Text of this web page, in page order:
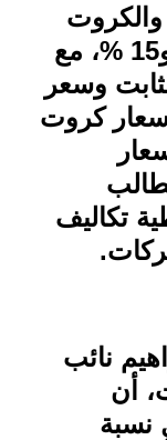
والكروت
الفكة، بنسبة تتراوح بين 9 و15 %، مع
وسعر
كروت
تكاليف
.
نائب
أن
نسبة